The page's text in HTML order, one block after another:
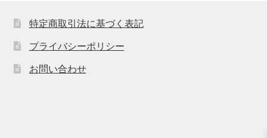
特定商取引法に基づく表記
プライバシーポリシー
お問い合わせ